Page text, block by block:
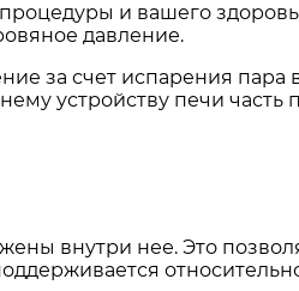
и вашего
давление.
за счет испарения
устройству печи
внутри нее. Это